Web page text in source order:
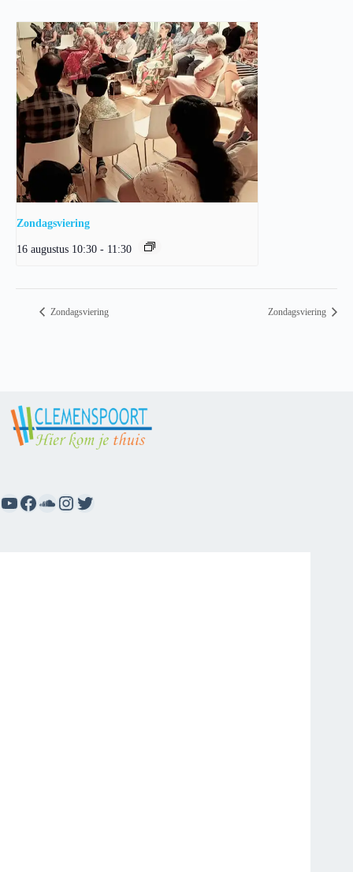
Zondagsviering
16 augustus 10:30 - 11:30
Zondagsviering Zondagsviering
YouTube
Facebook
SoundCloud
Instagram
Twitter